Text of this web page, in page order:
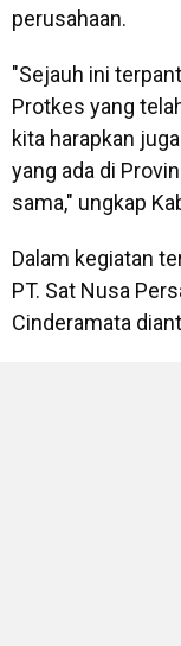
perusahaan.
"Sejauh ini
Protkes yang
kita harapkan
yang ada di
sama," ungkap
Dalam kegiatan
PT. Sat Nusa
Cinderamata